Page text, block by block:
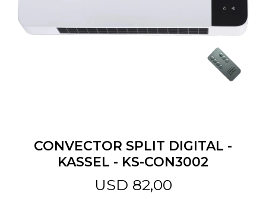
CONVECTOR SPLIT DIGITAL -
KASSEL - KS-CON3002
USD 82,00
Jardín y Aire Libre